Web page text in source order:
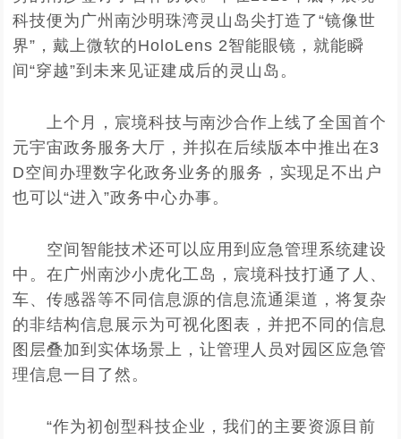
科技便为广州南沙明珠湾灵山岛尖打造了“镜像世
界”，戴上微软的HoloLens 2智能眼镜，就能瞬
间“穿越”到未来见证建成后的灵山岛。
上个月，宸境科技与南沙合作上线了全国首个
元宇宙政务服务大厅，并拟在后续版本中推出在3
D空间办理数字化政务业务的服务，实现足不出户
也可以“进入”政务中心办事。
空间智能技术还可以应用到应急管理系统建设
中。在广州南沙小虎化工岛，宸境科技打通了人、
车、传感器等不同信息源的信息流通渠道，将复杂
的非结构信息展示为可视化图表，并把不同的信息
图层叠加到实体场景上，让管理人员对园区应急管
理信息一目了然。
“作为初创型科技企业，我们的主要资源目前